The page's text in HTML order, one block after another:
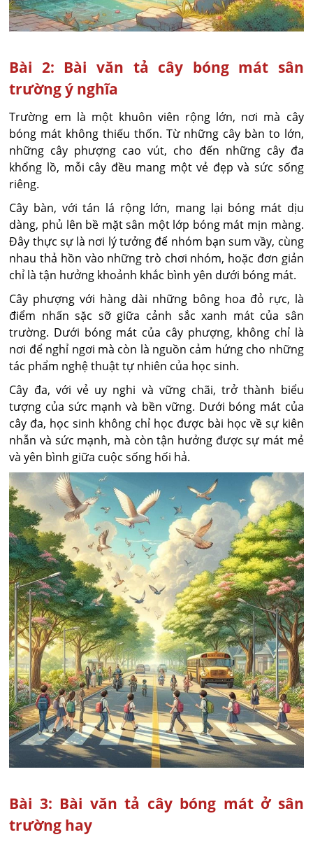
Bài 2: Bài văn tả cây bóng mát sân
trường ý nghĩa
Trường em là một khuôn viên rộng lớn, nơi mà cây
bóng mát không thiếu thốn. Từ những cây bàn to lớn,
những cây phượng cao vút, cho đến những cây đa
khổng lồ, mỗi cây đều mang một vẻ đẹp và sức sống
riêng.
Cây bàn, với tán lá rộng lớn, mang lại bóng mát dịu
dàng, phủ lên bề mặt sân một lớp bóng mát mịn màng.
Đây thực sự là nơi lý tưởng để nhóm bạn sum vầy, cùng
nhau thả hồn vào những trò chơi nhóm, hoặc đơn giản
chỉ là tận hưởng khoảnh khắc bình yên dưới bóng mát.
Cây phượng với hàng dài những bông hoa đỏ rực, là
điểm nhấn sặc sỡ giữa cảnh sắc xanh mát của sân
trường. Dưới bóng mát của cây phượng, không chỉ là
nơi để nghỉ ngơi mà còn là nguồn cảm hứng cho những
tác phẩm nghệ thuật tự nhiên của học sinh.
Cây đa, với vẻ uy nghi và vững chãi, trở thành biểu
tượng của sức mạnh và bền vững. Dưới bóng mát của
cây đa, học sinh không chỉ học được bài học về sự kiên
nhẫn và sức mạnh, mà còn tận hưởng được sự mát mẻ
và yên bình giữa cuộc sống hối hả.
Bài 3: Bài văn tả cây bóng mát ở sân
trường hay